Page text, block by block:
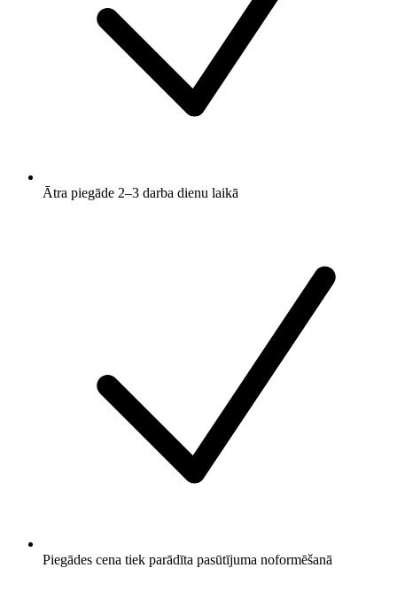
Ātra piegāde 2–3 darba dienu laikā
Piegādes cena tiek parādīta pasūtījuma noformēšanā